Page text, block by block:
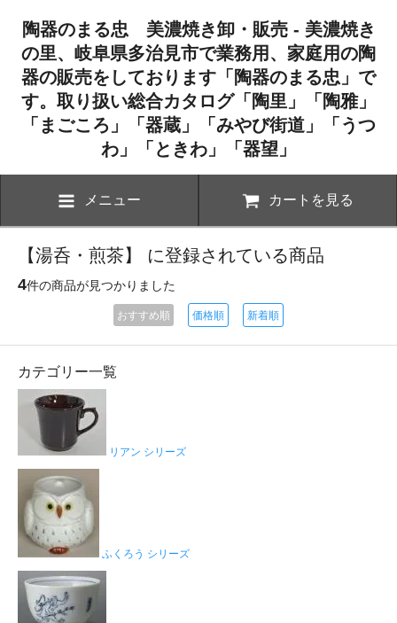
陶器のまる忠 美濃焼き卸・販売 - 美濃焼き
の里、岐阜県多治見市で業務用、家庭用の陶
器の販売をしております「陶器のまる忠」で
す。取り扱い総合カタログ「陶里」「陶雅」
「まごころ」「器蔵」「みやび街道」「うつ
わ」「ときわ」「器望」
メニュー カートを見る
【湯呑・煎茶】 に登録されている商品
4件の商品が見つかりました
おすすめ順 価格順 新着順
カテゴリー一覧
リアン シリーズ
ふくろう シリーズ